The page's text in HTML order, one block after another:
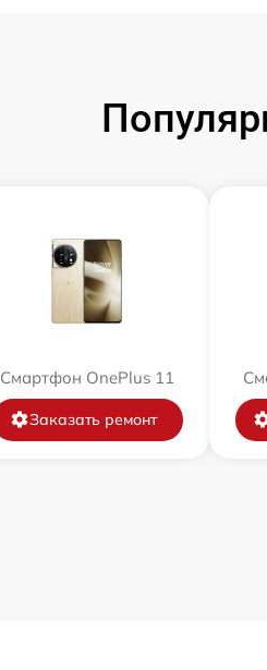
Смартфон OnePlus 11
Заказать ремонт